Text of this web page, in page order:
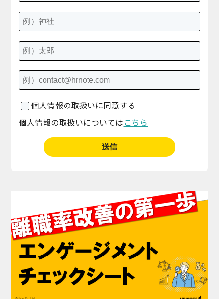
個人情報の取扱いに同意する
個人情報の取扱いについては こちら